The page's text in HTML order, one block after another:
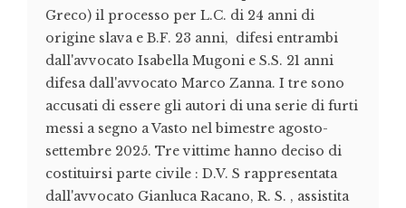
Greco) il processo per L.C. di 24 anni di
origine slava e B.F. 23 anni, difesi entrambi
dall'avvocato Isabella Mugoni e S.S. 21 anni
difesa dall'avvocato Marco Zanna. I tre sono
accusati di essere gli autori di una serie di furti
messi a segno a Vasto nel bimestre agosto-
settembre 2025. Tre vittime hanno deciso di
costituirsi parte civile : D.V. S rappresentata
dall'avvocato Gianluca Racano, R. S. , assistita